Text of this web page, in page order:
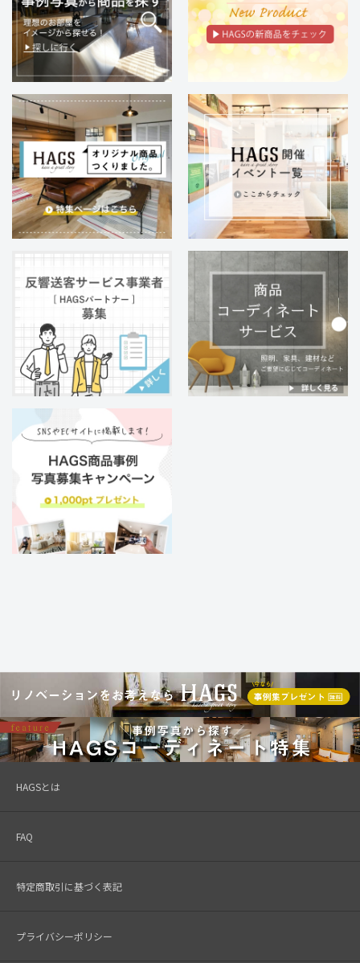
HAGSとは
FAQ
特定商取引に基づく表記
プライバシーポリシー